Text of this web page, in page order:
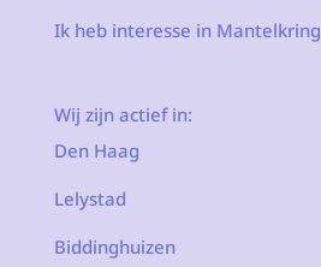
Ik heb interesse in Mantelkring
Wij zijn actief in:
Den Haag
Lelystad
Biddinghuizen